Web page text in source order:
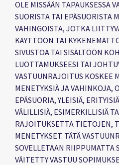
OLE MISSÄÄN TAPAUKSESSA
SUORISTA TAI EPÄSUORISTA
VAHINGOISTA, JOTKA
KÄYTTÖÖN TAI
SIVUSTOA TAI SISÄLTÖÖN
LUOTTAMUKSEESI TAI
VASTUUNRAJOITUS KOSKEE
MENETYKSIÄ JA VAHINKOJA,
EPÄSUORIA, YLEISIÄ,
VÄLILLISIÄ, ESIMERKILLISIÄ
RAJOITUKSETTA TIETOJEN,
MENETYKSET. TÄTÄ
SOVELLETAAN RIIPPUMATTA
VÄITETTY VASTUU